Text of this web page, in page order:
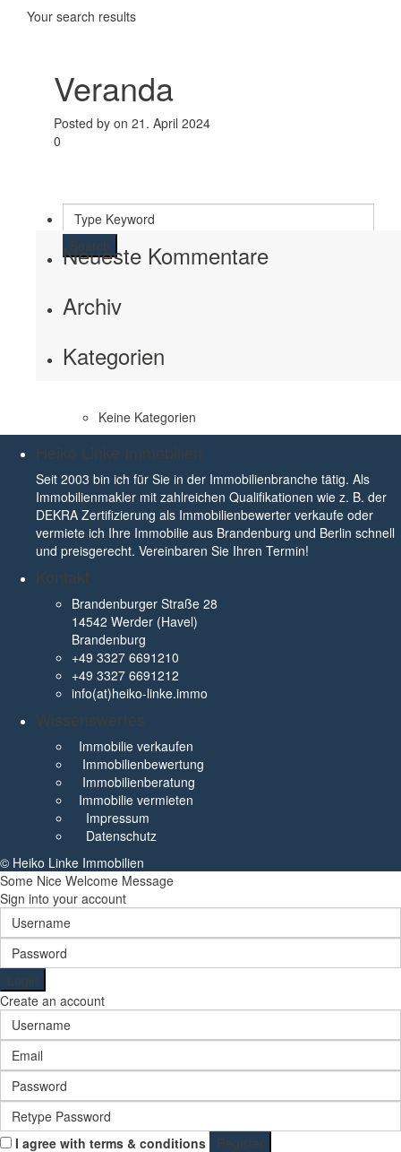
Your search results
Veranda
Posted by on 21. April 2024
0
Search
Neueste Kommentare
Archiv
Kategorien
Keine Kategorien
Heiko Linke Immobilien
Seit 2003 bin ich für Sie in der Immobilienbranche tätig. Als
Immobilienmakler mit zahlreichen Qualifikationen wie z. B. der
DEKRA Zertifizierung als Immobilienbewerter verkaufe oder
vermiete ich Ihre Immobilie aus Brandenburg und Berlin schnell
und preisgerecht. Vereinbaren Sie Ihren Termin!
Kontakt
Brandenburger Straße 28
14542 Werder (Havel)
Brandenburg
+49 3327 6691210
+49 3327 6691212
info(at)heiko-linke.immo
Wissenswertes
Immobilie verkaufen
Immobilienbewertung
Immobilienberatung
Immobilie vermieten
Impressum
Datenschutz
© Heiko Linke Immobilien
Some Nice Welcome Message
Sign into your account
Login
Create an account
I agree with terms & conditions Register